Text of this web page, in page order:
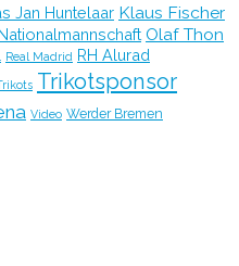
Jan Huntelaar Klaus Fischer
Olaf Thon
Real Madrid RH Alurad
Trikotsponsor
Video Werder Bremen